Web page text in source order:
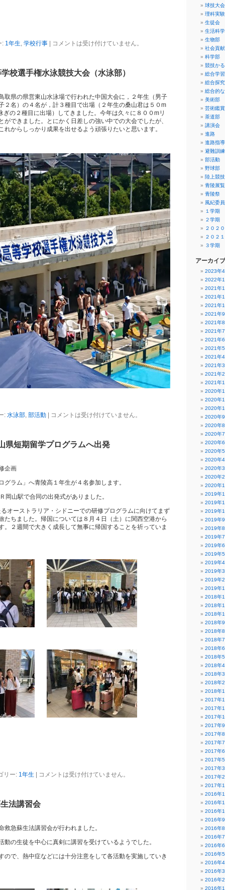
: 1年生, 学校行事 コメントは受け付けていません。
校選手権水泳競技大会（水泳部）
取県の県営東山水泳場で行われた中国大会に，２年生（男子
２名）の４名が，計３種目で出場（２年生の桑山君は５０m
ぎの２種目に出場）してきました。今年は久々に８００mリ
ができました。とにかく日差しの強い中での大会でしたが、
れからしっかり成果を出せるよう頑張りたいと思います。
: 水泳部, 部活動| コメントは受け付けていません。
県短期留学プログラムへ出発
企画
グラム」へ青陵高１年生が４名参加します。
岡山駅で合同の出発式がありました。
オーストラリア・シドニーでの研修プログラムに向けてまず
たちました。帰国については８月４日（土）に関西空港から
。２週間で大きく成長して無事に帰国することを祈っていま
リー: 1年生 コメントは受け付けていません。
法講習会
救急蘇生法講習会が行われました。
動の生徒を中心に真剣に講習を受けているようでした。
ので、熱中症などには十分注意をして各活動を実施していき
球技大会
理科実
生徒会
生活科
生物部
社会貢
科学部
競技か
総合学習
総合探究
総合的
美術部
芸術鑑賞
茶道部
講演会
進路
進路指導
避難訓練
部活動
野球部
陸上競
青陵展
青陵祭
風紀委員
１学期
２学期
２０２
２０２
３学期
アーカイブ
2023年4
2022年1
2021年
2021年
2021年
2021年9
2021年8
2021年7
2021年6
2021年5
2021年4
2021年3
2021年2
2021年1
2020年
2020年
2020年
2020年9
2020年8
2020年7
2020年6
2020年5
2020年4
2020年3
2020年2
2020年1
2019年
2019年
2019年
2019年9
2019年8
2019年7
2019年6
2019年5
2019年4
2019年3
2019年2
2019年1
2018年
2018年
2018年
2018年9
2018年8
2018年7
2018年6
2018年5
2018年4
2018年3
2018年2
2018年1
2017年
2017年
2017年
2017年9
2017年8
2017年7
2017年6
2017年5
2017年3
2017年2
2017年1
2016年
2016年
2016年
2016年9
2016年8
2016年7
2016年6
2016年5
2016年4
2016年3
2016年2
2016年1